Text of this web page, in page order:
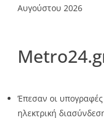
Αυγούστου 2026
Έπεσαν οι
ηλεκτρική